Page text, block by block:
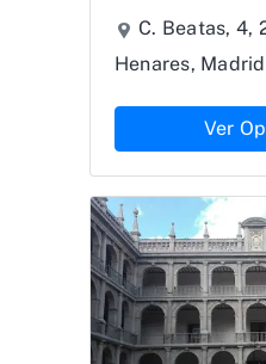
C. Beatas, 4,
Henares, Madrid
Ver